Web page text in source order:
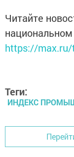
Читайте
https://
Теги:
ИНДЕКС